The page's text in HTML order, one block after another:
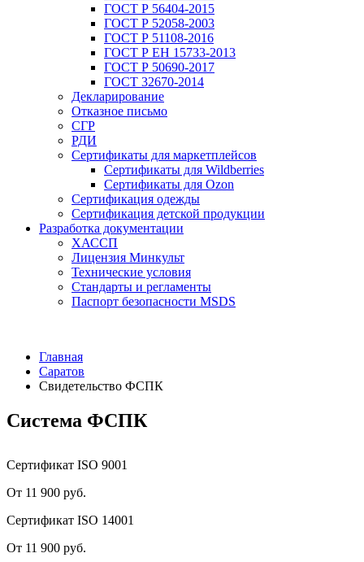
ГОСТ Р 56404-2015
ГОСТ Р 52058-2003
ГОСТ Р 51108-2016
ГОСТ Р ЕН 15733-2013
ГОСТ Р 50690-2017
ГОСТ 32670-2014
Декларирование
Отказное письмо
СГР
РДИ
Сертификаты для маркетплейсов
Сертификаты для Wildberries
Сертификаты для Ozon
Сертификация одежды
Сертификация детской продукции
Разработка документации
ХАССП
Лицензия Минкульт
Технические условия
Стандарты и регламенты
Паспорт безопасности MSDS
Главная
Саратов
Свидетельство ФСПК
Система ФСПК
Сертификат ISO 9001
От 11 900 руб.
Сертификат ISO 14001
От 11 900 руб.